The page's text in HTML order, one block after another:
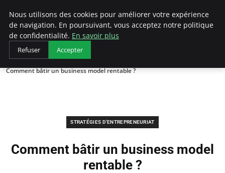
LECFCM
Accueil
Stratégies d'entrepreneuriat
Comment bâtir un business model rentable ?
STRATÉGIES D'ENTREPRENEURIAT
Comment bâtir un business model
rentable ?
Nous utilisons des cookies pour améliorer votre expérience
de navigation. En poursuivant, vous acceptez notre politique
de confidentialité. En savoir plus
Refuser Accepter